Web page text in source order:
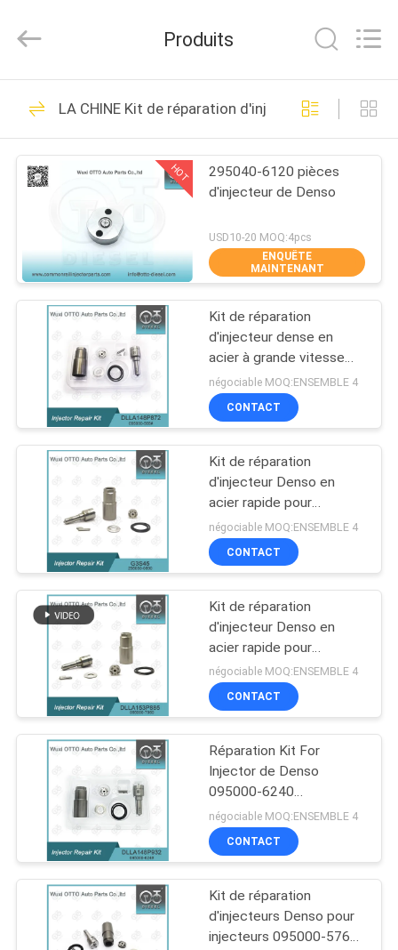
MAISON
PRODUITS
PROPOS
VISITE
DE
CONTRÔLE
QUALITÉ
CONTACTEZ-
NOUVELLES
AFFAIRES
PLAN
DU
OTTO
AUTO
All
Reserved.
Bec Common Rail
de Denso
225
Buse à rampe
commune Delphi
86
Bec piézo-électrique
de Bosch
Bec de Siemens
VDO
28
Bec Common Rail
de Bosch
182
Produits
LA CHINE Kit de réparation d'injecteur Denso
HOT
295040-6120 pièces
d'injecteur de Denso
USD10-20 MOQ:4pcs
ENQUÊTE
MAINTENANT
Kit de réparation
d'injecteur dense en
acier à grande vitesse
pour l'injecteur 095000-
5650 avec buse
DLLA148P872
négociable MOQ:ENSEMBLE 4
CONTACT
Kit de réparation
d'injecteur Denso en
acier rapide pour
295050-0890 1465A367
avec injecteur G3S45
négociable MOQ:ENSEMBLE 4
CONTACT
Kit de réparation
d'injecteur Denso en
acier rapide pour
095000-7060/581#
avec injecteur
DLLA153P885
négociable MOQ:ENSEMBLE 4
CONTACT
Réparation Kit For
Injector de Denso
095000-6240
DLLA148P932
négociable MOQ:ENSEMBLE 4
CONTACT
Kit de réparation
d'injecteurs Denso pour
injecteurs 095000-576#/